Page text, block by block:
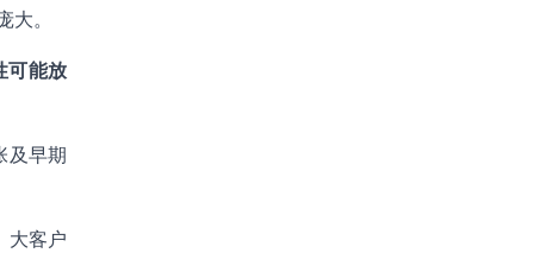
。
可能放
及早期
大客户